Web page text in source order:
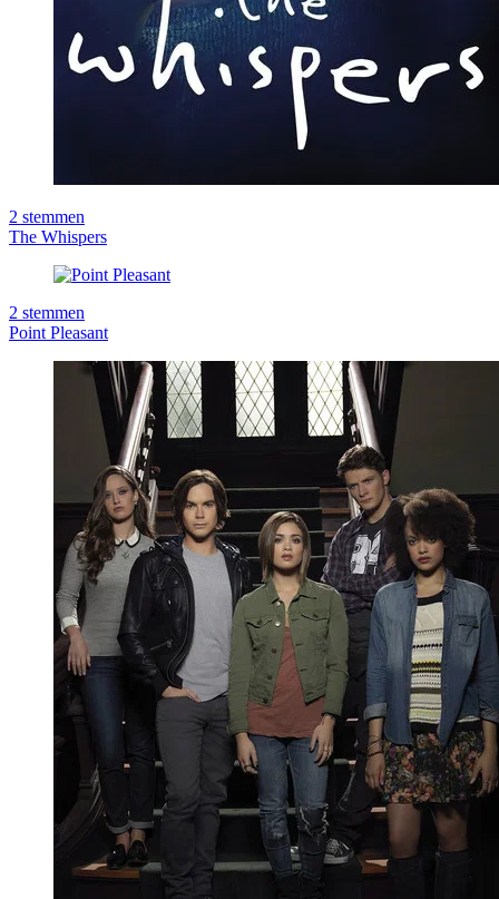
2 stemmen
The Whispers
2 stemmen
Point Pleasant